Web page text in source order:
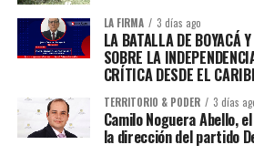
LA FIRMA 3 días ago
LA BATALLA DE BOYACÁ
SOBRE LA
CRÍTICA DESDE EL
TERRITORIO & PODER 3 días
Camilo Noguera Abello,
la dirección del partido